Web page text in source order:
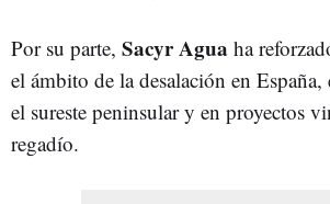
Por su parte, Sacyr Agua ha
el ámbito de la desalación en España,
el sureste peninsular y en proyectos
regadío.